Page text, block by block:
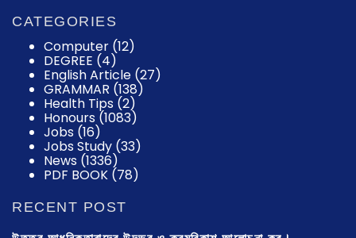
CATEGORIES
Computer (12)
DEGREE (4)
English Article (27)
GRAMMAR (138)
Health Tips (2)
Honours (1083)
Jobs (16)
Jobs Study (33)
News (1336)
PDF BOOK (78)
RECENT POST